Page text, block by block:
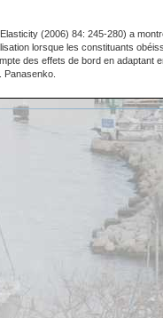
(2006) 84: 245-280) a
lorsque les constituants
des effets de bord en adaptant
Panasenko.